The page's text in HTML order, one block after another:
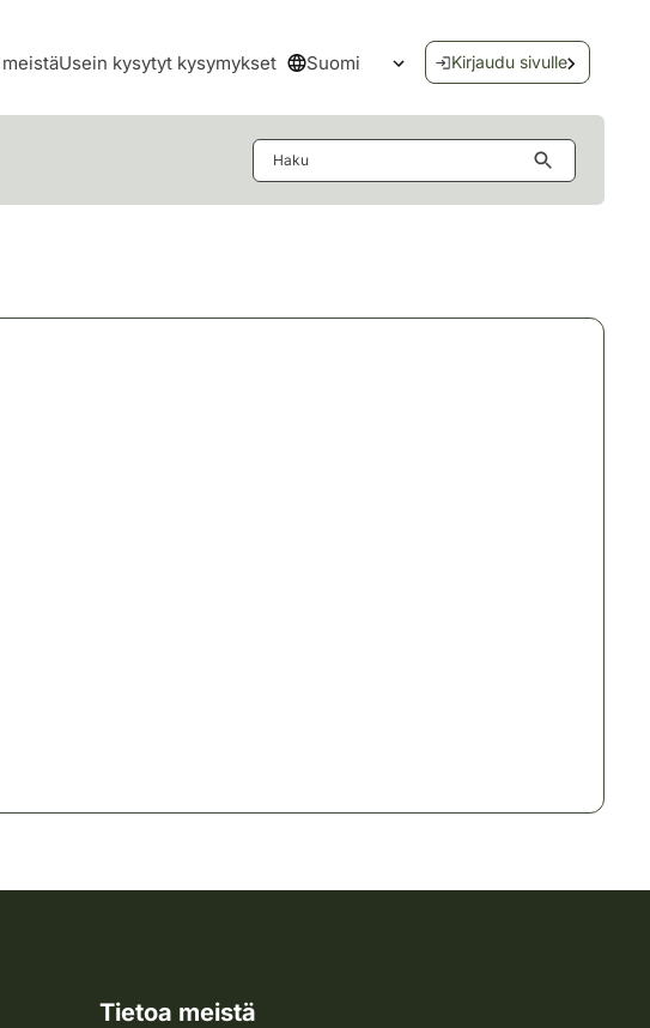
Usein kysytyt kysymykset Suomi
Avaa kielivalikko
Kirjaudu sivulle
Tietoa meistä